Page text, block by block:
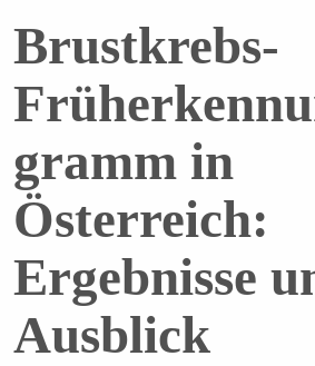
Brustkrebs-
gramm in
Österreich:
Ergebnisse
Ausblick